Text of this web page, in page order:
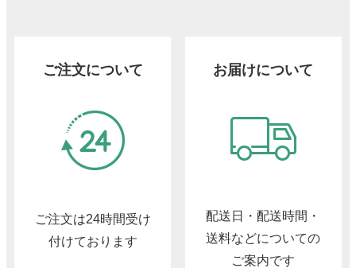
ご注文について
ご注文は24時間受け
付けております
お届けについて
配送日・配送時間・
送料などについての
ご案内です